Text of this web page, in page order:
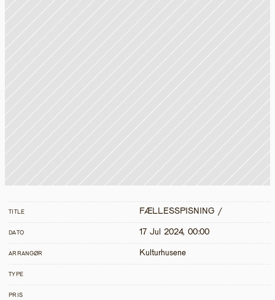
TITLE FÆLLESSPISNING /
DATO 17 Jul 2024, 00:00
ARRANGØR Kulturhusene
TYPE
PRIS